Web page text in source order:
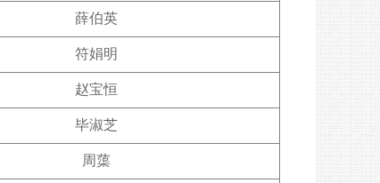
薛伯英
符娟明
赵宝恒
毕淑芝
周蕖